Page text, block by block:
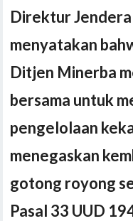
Direktur
menyatakan
Ditjen Minerba
bersama untuk
pengelolaan
menegaskan
gotong royong
Pasal 33 UUD